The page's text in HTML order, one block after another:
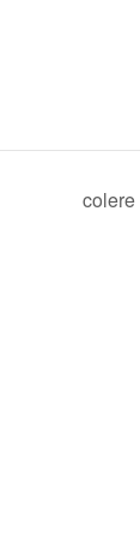
colere